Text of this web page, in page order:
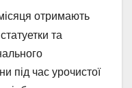
отримають
та
під час урочистої